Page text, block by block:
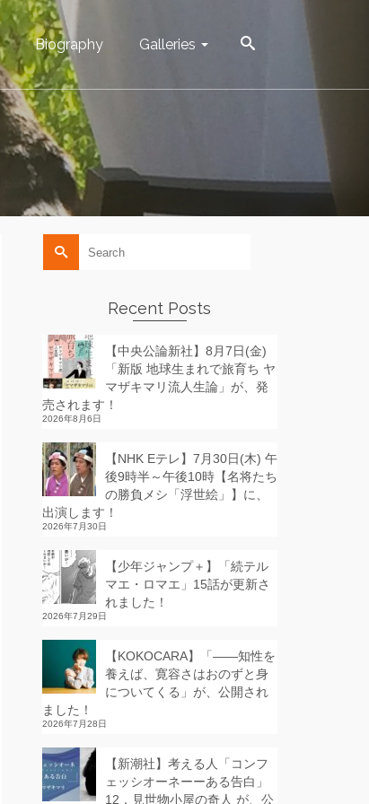
Biography Galleries
Search
for:
Recent Posts
【中央公論新社】8月7日(金)
「新版 地球生まれで旅育ち ヤ
マザキマリ流人生論」が、発
売されます！
2026年8月6日
【NHK Eテレ】7月30日(木) 午
後9時半～午後10時【名将たち
の勝負メシ「浮世絵」】に、
出演します！
2026年7月30日
【少年ジャンプ＋】「続テル
マエ・ロマエ」15話が更新さ
れました！
2026年7月29日
【KOKOCARA】「——知性を
養えば、寛容さはおのずと身
についてくる」が、公開され
ました！
2026年7月28日
【新潮社】考える人「コンフ
ェッシオーネーーある告白」
12．見世物小屋の奇人 が、公